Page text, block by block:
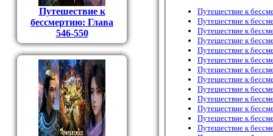
Путешествие к
бессмертию: Глава
546-550
Путешествие к
Путешествие к
Путешествие к
Путешествие к
Путешествие к
Путешествие к
Путешествие к
Путешествие к
Путешествие к
Путешествие к
Путешествие к
Путешествие к
Путешествие к